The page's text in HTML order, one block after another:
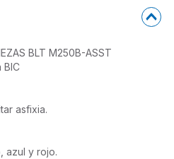
BLT M250B-ASST
asfixia.
azul y rojo.